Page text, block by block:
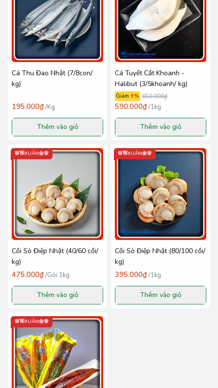
Cá Thu Đao Nhật (7/8con/
kg)
195.000₫/Kg
Thêm vào giỏ
Cá Tuyết Cắt Khoanh -
Halibut (3/5khoanh/ kg)
Giảm 9% 650.000₫
590.000₫/1kg
Thêm vào giỏ
🌸👋XUÂN🌼🌸
Cồi Sò Điệp Nhật (40/60 cồi/
kg)
475.000₫/Gói 1kg
Thêm vào giỏ
🌸👋XUÂN🌼🌸
Cồi Sò Điệp Nhật (80/100 cồi/
kg)
395.000₫/1kg
Thêm vào giỏ
🌸👋XUÂN🌼🌸